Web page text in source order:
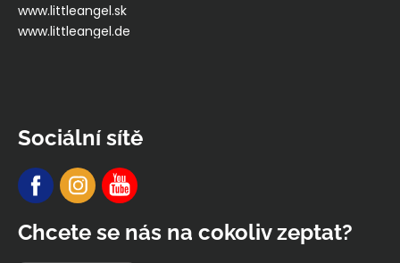
www.littleangel.sk
www.littleangel.de
Sociální sítě
Chcete se nás na cokoliv zeptat?